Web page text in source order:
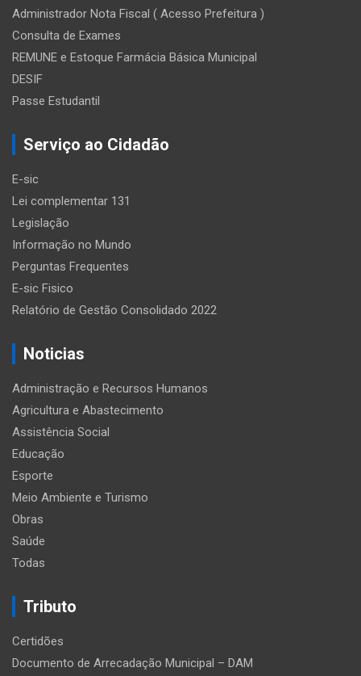
Administrador Nota Fiscal ( Acesso Prefeitura )
Consulta de Exames
REMUNE e Estoque Farmácia Básica Municipal
DESIF
Passe Estudantil
Serviço ao Cidadão
E-sic
Lei complementar 131
Legislação
Informação no Mundo
Perguntas Frequentes
E-sic Fisico
Relatório de Gestão Consolidado 2022
Noticias
Administração e Recursos Humanos
Agricultura e Abastecimento
Assistência Social
Educação
Esporte
Meio Ambiente e Turismo
Obras
Saúde
Todas
Tributo
Certidões
Documento de Arrecadação Municipal – DAM